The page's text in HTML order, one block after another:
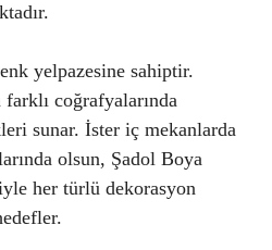
yelpazesine sahiptir.
coğrafyalarında
sunar. İster iç mekanlarda
olsun, Şadol Boya
her türlü dekorasyon